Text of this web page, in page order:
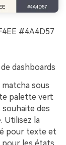
#4A4D57
dashboards
sous
palette vert
souhaite des
Utilisez la
pour texte et